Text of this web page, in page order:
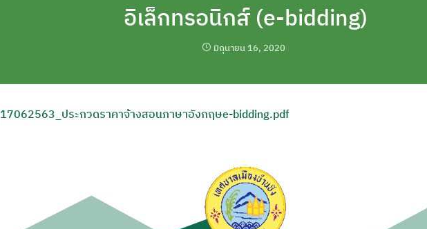
อิเล็กทรอนิกส์ (e-bidding)
มิถุนายน 16, 2020
17062563_ประกวดราคาจ้างสอนภาษาอังกฤษe-bidding.pdf